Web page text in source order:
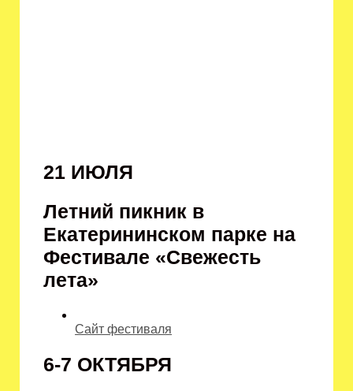
21 ИЮЛЯ
Летний пикник в
Екатерининском парке на
Фестивале «Свежесть
лета»
Сайт фестиваля
6-7 ОКТЯБРЯ